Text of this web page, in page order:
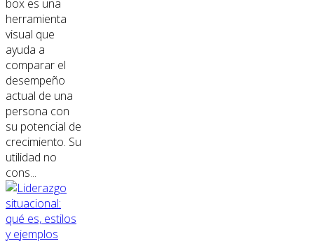
box es una
herramienta
visual que
ayuda a
comparar el
desempeño
actual de una
persona con
su potencial de
crecimiento. Su
utilidad no
cons...